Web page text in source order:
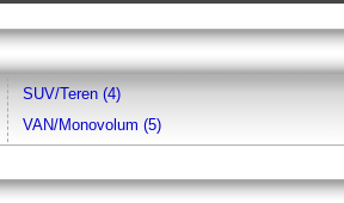
SUV/Teren (4)
VAN/Monovolum (5)